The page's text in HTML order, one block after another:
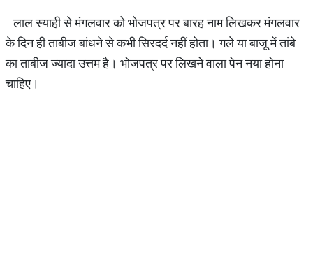
- लाल स्याही से मंगलवार को भोजपत्र पर बारह नाम लिखकर मंगलवार
के दिन ही ताबीज बांधने से कभी सिरदर्द नहीं होता। गले या बाजू में तांबे
का ताबीज ज्यादा उत्तम है। भोजपत्र पर लिखने वाला पेन नया होना
चाहिए।